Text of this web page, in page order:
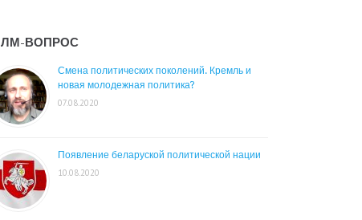
ЛМ-ВОПРОС
Смена политических поколений. Кремль и
новая молодежная политика?
07.08.2020
Появление беларуской политической нации
10.08.2020